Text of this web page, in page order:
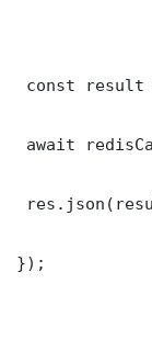
const result
await
});